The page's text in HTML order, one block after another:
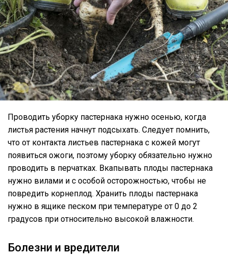
Проводить уборку пастернака нужно осенью, когда
листья растения начнут подсыхать. Следует помнить,
что от контакта листьев пастернака с кожей могут
появиться ожоги, поэтому уборку обязательно нужно
проводить в перчатках. Вкапывать плоды пастернака
нужно вилами и с особой осторожностью, чтобы не
повредить корнеплод. Хранить плоды пастернака
нужно в ящике песком при температуре от 0 до 2
градусов при относительно высокой влажности.
Болезни и вредители